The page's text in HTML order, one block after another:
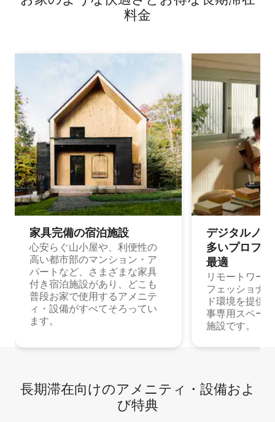
料⁠金
家具完備の宿⁠泊⁠施⁠設
心安らぐ山小屋や、利便性の
高い都市部のマンション・ア
パートなど、さまざまな家具
付き宿泊施設があり、どこも
普段お家で使用するアメニテ
ィ・設備がすべてそろってい
ます。
デジタルノ
多⁠いプ⁠ロ⁠フ⁠
最⁠適
リモートワー
フェッショナ
ド環境を提供
事専用スペー
施設です。
長期滞在向け⁠のア⁠メ⁠ニ⁠テ⁠ィ⁠・設⁠備⁠およ
び特⁠典